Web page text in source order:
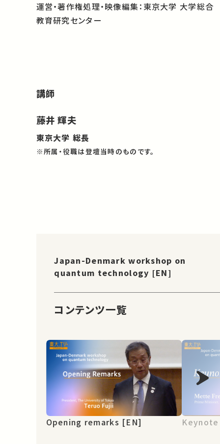
運営・著作権処理・映像編集：東京大学 大学総合
教育研究センター
講師
藤井 輝夫
東京大学 総長
※所属・役職は登壇当時のものです。
Japan-Denmark workshop on
quantum technology [EN]
コンテンツ一覧
Opening remarks [EN]